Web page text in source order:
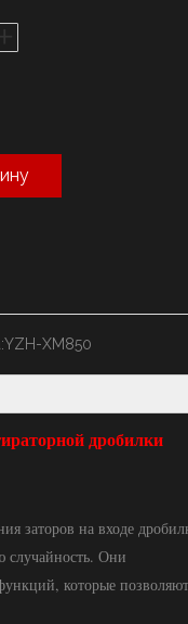
YZH-XM850
дробилки
заторов на входе
случайность. Они
которые позволяют